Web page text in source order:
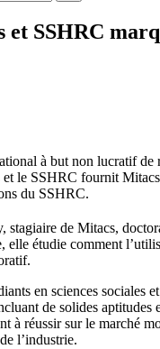
SSHRC
à but non lucratif de
le SSHRC fournit Mitacs
du SSHRC.
stagiaire de Mitacs,
étudie comment
en sciences sociales
de solides
à réussir sur le marché
l’industrie.